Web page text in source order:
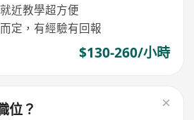
近教學超方便
定，有經驗有回報
$130-260/小時
位？